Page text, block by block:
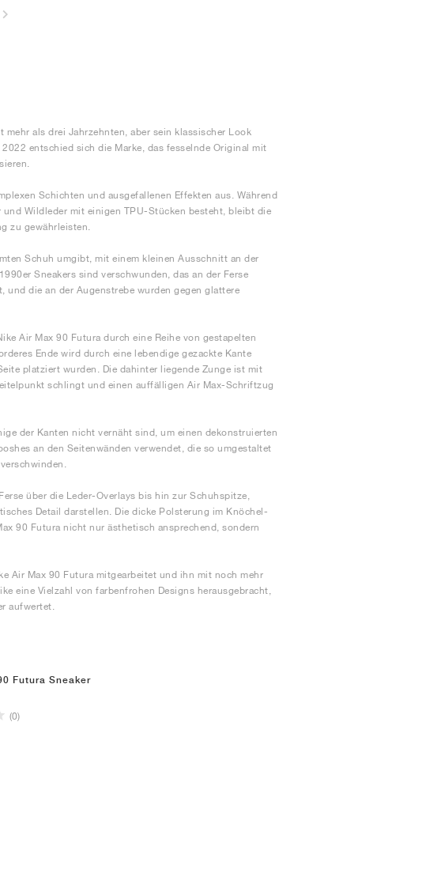
als drei Jahrzehnten, aber sein klassischer Look
entschied sich die Marke, das fesselnde Original mit
Schichten und ausgefallenen Effekten aus. Während
Wildleder mit einigen TPU-Stücken besteht, bleibt die
zu gewährleisten.
Schuh umgibt, mit einem kleinen Ausschnitt an der
Sneakers sind verschwunden, das an der Ferse
und die an der Augenstrebe wurden gegen glattere
Air Max 90 Futura durch eine Reihe von gestapelten
Ende wird durch eine lebendige gezackte Kante
platziert wurden. Die dahinter liegende Zunge ist mit
schlingt und einen auffälligen Air Max-Schriftzug
der Kanten nicht vernäht sind, um einen dekonstruierten
an den Seitenwänden verwendet, die so umgestaltet
über die Leder-Overlays bis hin zur Schuhspitze,
Detail darstellen. Die dicke Polsterung im Knöchel-
90 Futura nicht nur ästhetisch ansprechend, sondern
Air Max 90 Futura mitgearbeitet und ihn mit noch mehr
eine Vielzahl von farbenfrohen Designs herausgebracht,
aufwertet.
Futura Sneaker
(0)